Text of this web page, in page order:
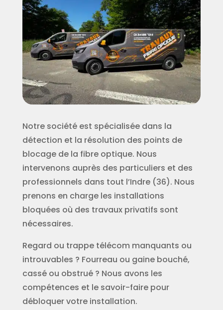
Notre société est spécialisée dans la
détection et la résolution des points de
blocage de la fibre optique. Nous
intervenons auprès des particuliers et des
professionnels dans tout l’Indre (36). Nous
prenons en charge les installations
bloquées où des travaux privatifs sont
nécessaires.
Regard ou trappe télécom manquants ou
introuvables ? Fourreau ou gaine bouché,
cassé ou obstrué ? Nous avons les
compétences et le savoir-faire pour
débloquer votre installation.